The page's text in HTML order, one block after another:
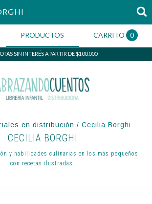
PRODUCTOS CARRITO 0
SIN INTERÉS A PARTIR DE $100.000
en distribución / Cecilia Borghi
CECILIA BORGHI
y habilidades culinarias en los más pequeños
con recetas ilustradas.